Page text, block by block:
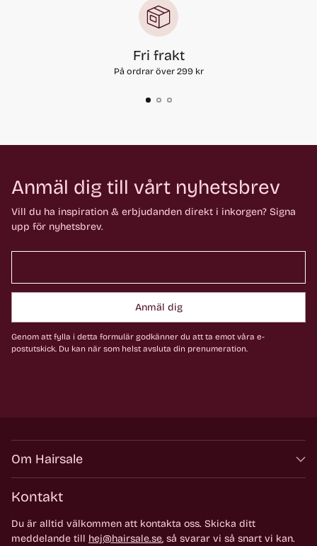
Fri frakt
På ordrar över 299 kr
Anmäl dig till vårt nyhetsbrev
Vill du ha inspiration & erbjudanden direkt i inkorgen? Signa
upp för nyhetsbrev.
Anmäl dig
Genom att fylla i detta formulär godkänner du att ta emot våra e-
postutskick. Du kan när som helst avsluta din prenumeration.
Om Hairsale
Kontakt
Du är alltid välkommen att kontakta oss. Skicka ditt
meddelande till hej@hairsale.se, så svarar vi så snart vi kan.